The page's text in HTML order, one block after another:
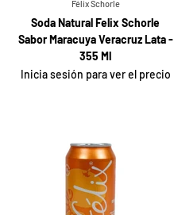
Félix Schorle
Soda Natural Felix Schorle
Sabor Maracuya Veracruz Lata -
355 Ml
Inicia sesión para ver el precio